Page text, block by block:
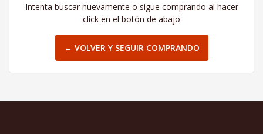
Intenta buscar nuevamente o sigue comprando al hacer
click en el botón de abajo
← VOLVER Y SEGUIR COMPRANDO